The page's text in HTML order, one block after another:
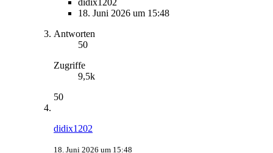
didix1202
18. Juni 2026 um 15:48
Antworten
50
Zugriffe
9,5k
50
didix1202
18. Juni 2026 um 15:48